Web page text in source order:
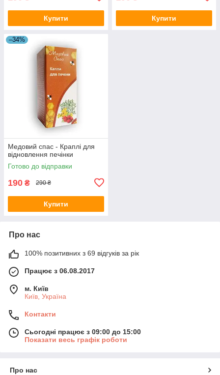
Купити Купити
–34%
Медовий спас - Краплі для
відновлення печінки
Готово до відправки
190 ₴ 290 ₴
Купити
Про нас
100% позитивних з 69 відгуків за рік
Працює з 06.08.2017
м. Київ
Київ, Україна
Контакти
Сьогодні працює з 09:00 до 15:00
Показати весь графік роботи
Про нас